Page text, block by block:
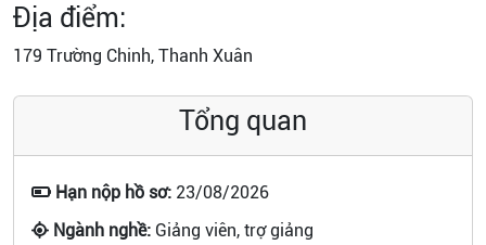
Địa điểm:
179 Trường Chinh, Thanh Xuân
Tổng quan
Hạn nộp hồ sơ: 23/08/2026
Ngành nghề: Giảng viên, trợ giảng